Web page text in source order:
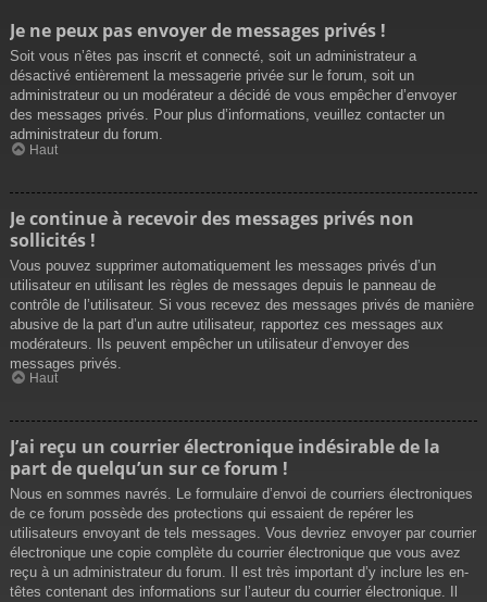
Je ne peux pas envoyer de messages privés !
Soit vous n’êtes pas inscrit et connecté, soit un administrateur a
désactivé entièrement la messagerie privée sur le forum, soit un
administrateur ou un modérateur a décidé de vous empêcher d’envoyer
des messages privés. Pour plus d’informations, veuillez contacter un
administrateur du forum.
Haut
Je continue à recevoir des messages privés non
sollicités !
Vous pouvez supprimer automatiquement les messages privés d’un
utilisateur en utilisant les règles de messages depuis le panneau de
contrôle de l’utilisateur. Si vous recevez des messages privés de manière
abusive de la part d’un autre utilisateur, rapportez ces messages aux
modérateurs. Ils peuvent empêcher un utilisateur d’envoyer des
messages privés.
Haut
J’ai reçu un courrier électronique indésirable de la
part de quelqu’un sur ce forum !
Nous en sommes navrés. Le formulaire d’envoi de courriers électroniques
de ce forum possède des protections qui essaient de repérer les
utilisateurs envoyant de tels messages. Vous devriez envoyer par courrier
électronique une copie complète du courrier électronique que vous avez
reçu à un administrateur du forum. Il est très important d’y inclure les en-
têtes contenant des informations sur l’auteur du courrier électronique. Il